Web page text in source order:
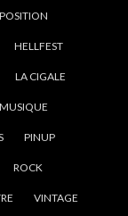
HELLFEST
LA CIGALE
MUSIQUE
PINUP
ROCK
VINTAGE